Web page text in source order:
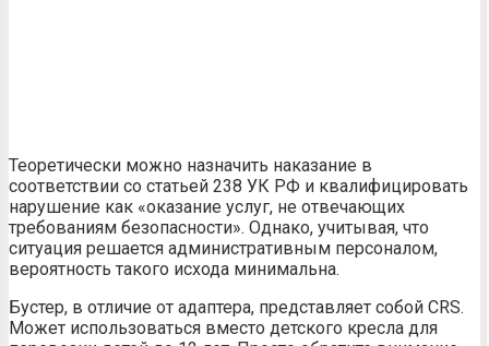
Теоретически можно назначить наказание в
соответствии со статьей 238 УК РФ и квалифицировать
нарушение как «оказание услуг, не отвечающих
требованиям безопасности». Однако, учитывая, что
ситуация решается административным персоналом,
вероятность такого исхода минимальна.
Бустер, в отличие от адаптера, представляет собой CRS.
Может использоваться вместо детского кресла для